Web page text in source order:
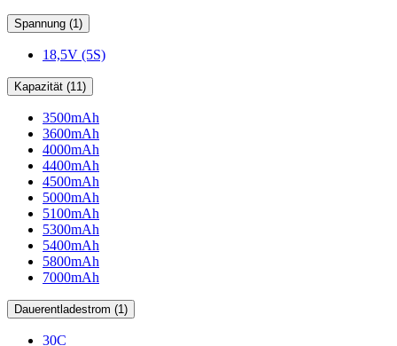
Spannung (1)
18,5V (5S)
Kapazität (11)
3500mAh
3600mAh
4000mAh
4400mAh
4500mAh
5000mAh
5100mAh
5300mAh
5400mAh
5800mAh
7000mAh
Dauerentladestrom (1)
30C